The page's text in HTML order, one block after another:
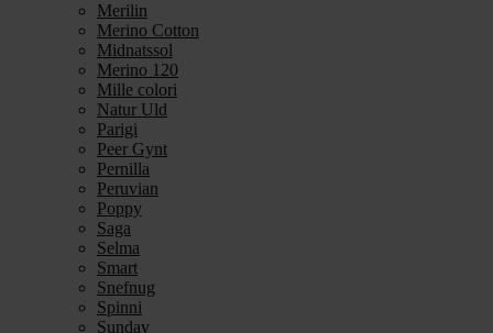
Merilin
Merino Cotton
Midnatssol
Merino 120
Mille colori
Natur Uld
Parigi
Peer Gynt
Pernilla
Peruvian
Poppy
Saga
Selma
Smart
Snefnug
Spinni
Sunday